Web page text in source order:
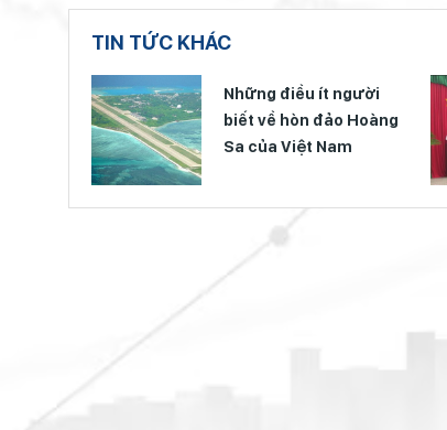
TIN TỨC KHÁC
Những điều ít người
biết về hòn đảo Hoàng
Sa của Việt Nam